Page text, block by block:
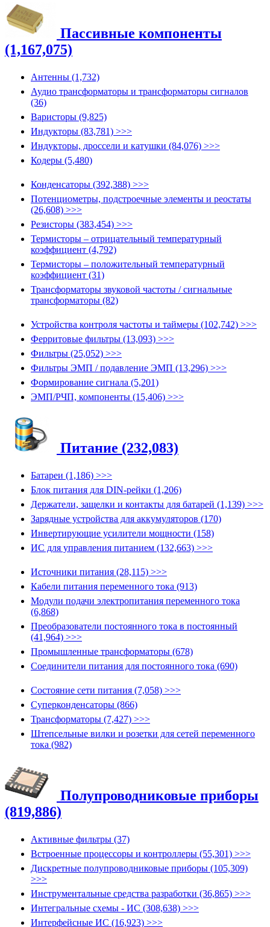
Пассивные компоненты
(1,167,075)
Антенны (1,732)
Аудио трансформаторы и трансформаторы сигналов
(36)
Варисторы (9,825)
Индукторы (83,781) >>>
Индукторы, дроссели и катушки (84,076) >>>
Кодеры (5,480)
Конденсаторы (392,388) >>>
Потенциометры, подстроечные элементы и реостаты
(26,608) >>>
Резисторы (383,454) >>>
Термисторы – отрицательный температурный
коэффициент (4,792)
Термисторы – положительный температурный
коэффициент (31)
Трансформаторы звуковой частоты / сигнальные
трансформаторы (82)
Устройства контроля частоты и таймеры (102,742) >>>
Ферритовые фильтры (13,093) >>>
Фильтры (25,052) >>>
Фильтры ЭМП / подавление ЭМП (13,296) >>>
Формирование сигнала (5,201)
ЭМП/РЧП, компоненты (15,406) >>>
Питание (232,083)
Батареи (1,186) >>>
Блок питания для DIN-рейки (1,206)
Держатели, защелки и контакты для батарей (1,139) >>>
Зарядные устройства для аккумуляторов (170)
Инвертирующие усилители мощности (158)
ИС для управления питанием (132,663) >>>
Источники питания (28,115) >>>
Кабели питания переменного тока (913)
Модули подачи электропитания переменного тока
(6,868)
Преобразователи постоянного тока в постоянный
(41,964) >>>
Промышленные трансформаторы (678)
Соединители питания для постоянного тока (690)
Состояние сети питания (7,058) >>>
Суперконденсаторы (866)
Трансформаторы (7,427) >>>
Штепсельные вилки и розетки для сетей переменного
тока (982)
Полупроводниковые приборы
(819,886)
Активные фильтры (37)
Встроенные процессоры и контроллеры (55,301) >>>
Дискретные полупроводниковые приборы (105,309)
>>>
Инструментальные средства разработки (36,865) >>>
Интегральные схемы - ИС (308,638) >>>
Интерфейсные ИС (16,923) >>>